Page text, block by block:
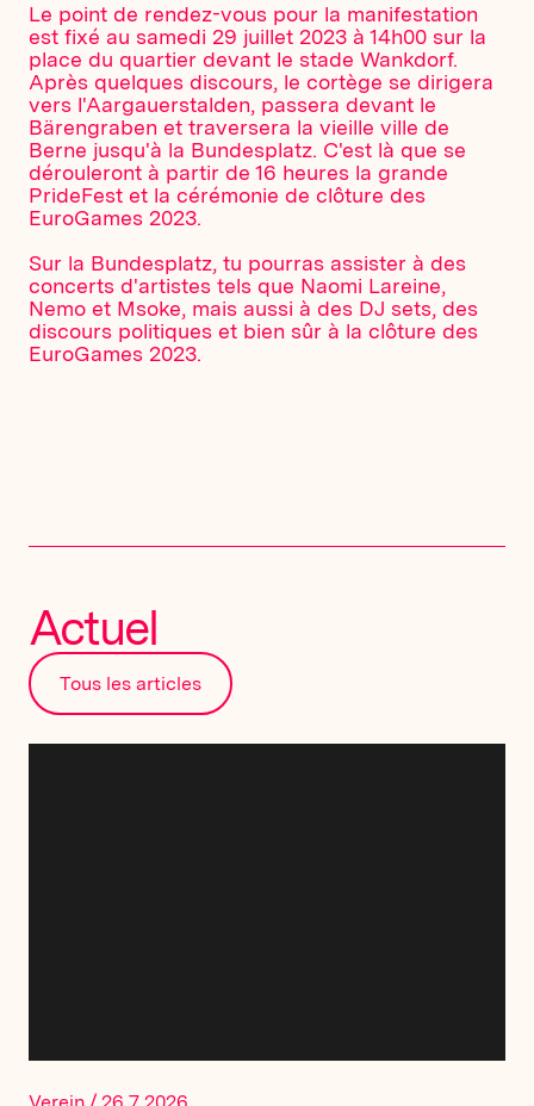
Le point de rendez-vous pour la manifestation
est fixé au samedi 29 juillet 2023 à 14h00 sur la
place du quartier devant le stade Wankdorf.
Après quelques discours, le cortège se dirigera
vers l'Aargauerstalden, passera devant le
Bärengraben et traversera la vieille ville de
Berne jusqu'à la Bundesplatz. C'est là que se
dérouleront à partir de 16 heures la grande
PrideFest et la cérémonie de clôture des
EuroGames 2023.
Sur la Bundesplatz, tu pourras assister à des
concerts d'artistes tels que Naomi Lareine,
Nemo et Msoke, mais aussi à des DJ sets, des
discours politiques et bien sûr à la clôture des
EuroGames 2023.
Actuel
Tous les articles